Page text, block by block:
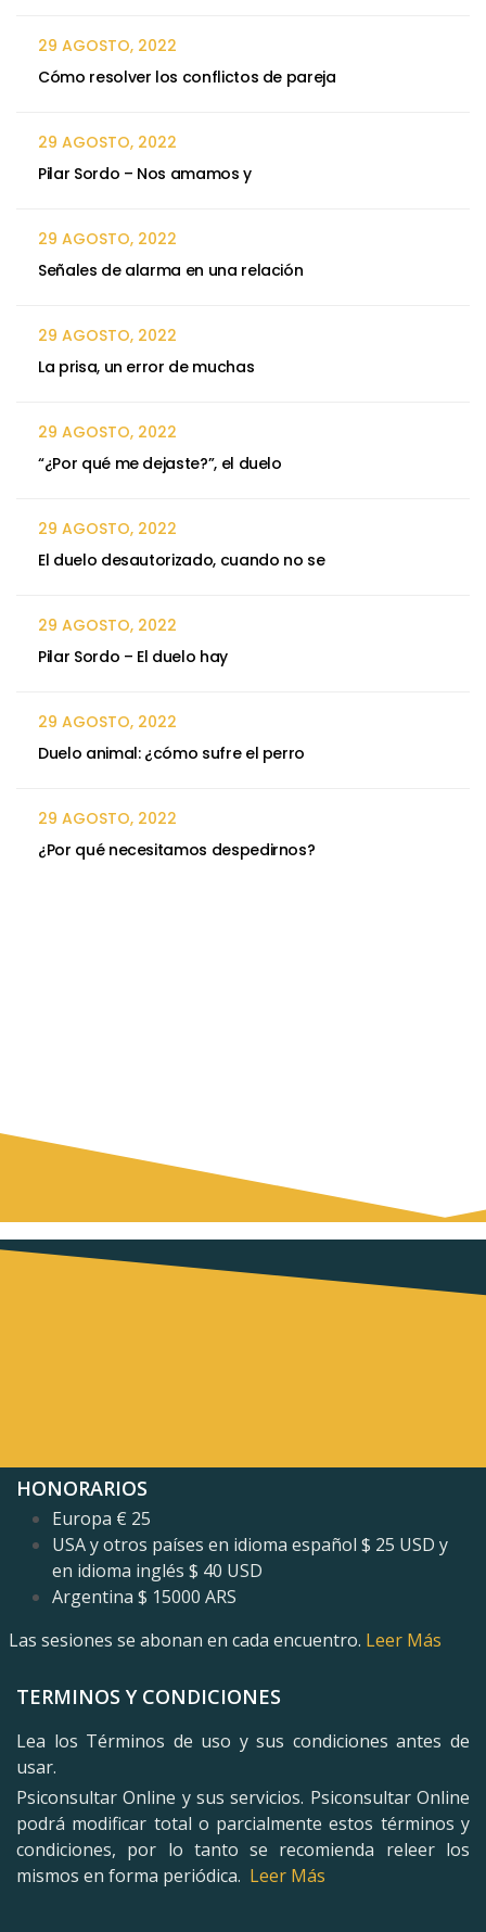
29 AGOSTO, 2022
Cómo resolver los conflictos de pareja
29 AGOSTO, 2022
Pilar Sordo – Nos amamos y
29 AGOSTO, 2022
Señales de alarma en una relación
29 AGOSTO, 2022
La prisa, un error de muchas
29 AGOSTO, 2022
“¿Por qué me dejaste?”, el duelo
29 AGOSTO, 2022
El duelo desautorizado, cuando no se
29 AGOSTO, 2022
Pilar Sordo – El duelo hay
29 AGOSTO, 2022
Duelo animal: ¿cómo sufre el perro
29 AGOSTO, 2022
¿Por qué necesitamos despedirnos?
HONORARIOS
Europa € 25
USA y otros países en idioma español $ 25 USD y
en idioma inglés $ 40 USD
Argentina $ 15000 ARS
Las sesiones se abonan en cada encuentro. Leer Más
TERMINOS Y CONDICIONES
Lea los Términos de uso y sus condiciones antes de
usar.
Psiconsultar Online y sus servicios. Psiconsultar Online
podrá modificar total o parcialmente estos términos y
condiciones, por lo tanto se recomienda releer los
mismos en forma periódica. Leer Más